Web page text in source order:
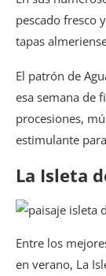
pescado fresco
tapas
El patrón de
esa semana de
procesiones,
estimulante
La Isleta
Entre los
en verano, La